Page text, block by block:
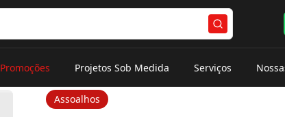
Promoções Projetos Sob Medida Serviços
Assoalhos